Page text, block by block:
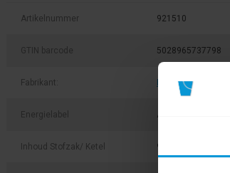
Artikelnummer 921510
GTIN barcode 5028965737798
Fabrikant: Numatic
Energielabel A
Inhoud Stofzak/ Ketel 9,0 ltr